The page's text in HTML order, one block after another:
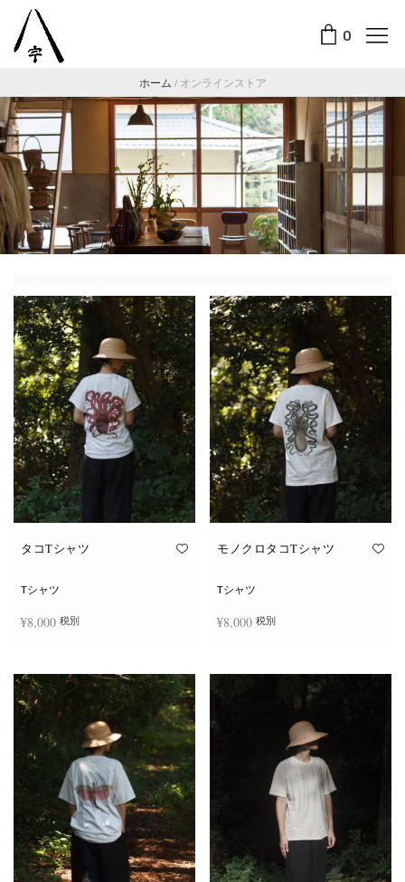
0
ホーム / オンラインストア
タコTシャツ
Tシャツ
¥8,000 税別
の
商
品
に
は
複
数
の
バ
リ
エ
ー
シ
ョ
モノクロタコTシャツ
Tシャツ
¥8,000 税別
の
商
品
は
複
数
の
バ
エ
ョ